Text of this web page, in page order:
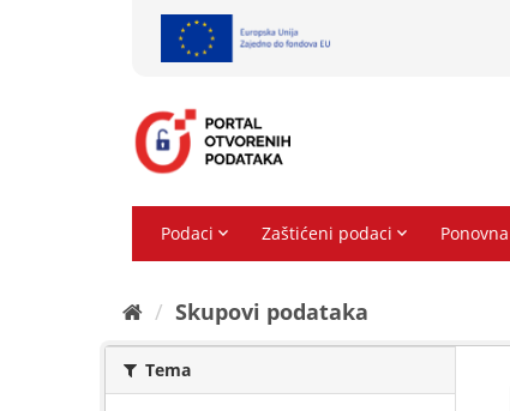
Skupovi podаtаkа
Tema